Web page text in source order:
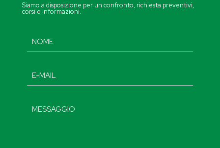
Siamo a disposizione per un confronto, richiesta preventivi,
corsi e informazioni.